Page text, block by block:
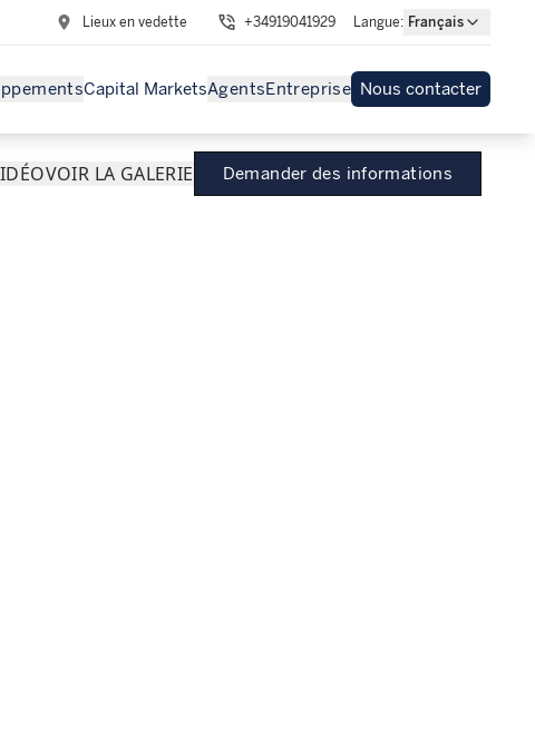
Lieux en vedette +34919041929 Langue: Français
Capital MarketsAgentsEntreprise Nous contacter
VOIR LA GALERIE Demander des informations